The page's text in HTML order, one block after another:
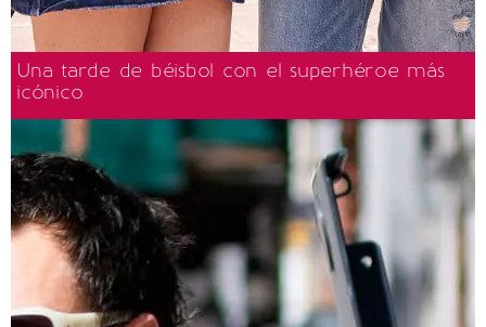
Una tarde de béisbol con el superhéroe más
icónico